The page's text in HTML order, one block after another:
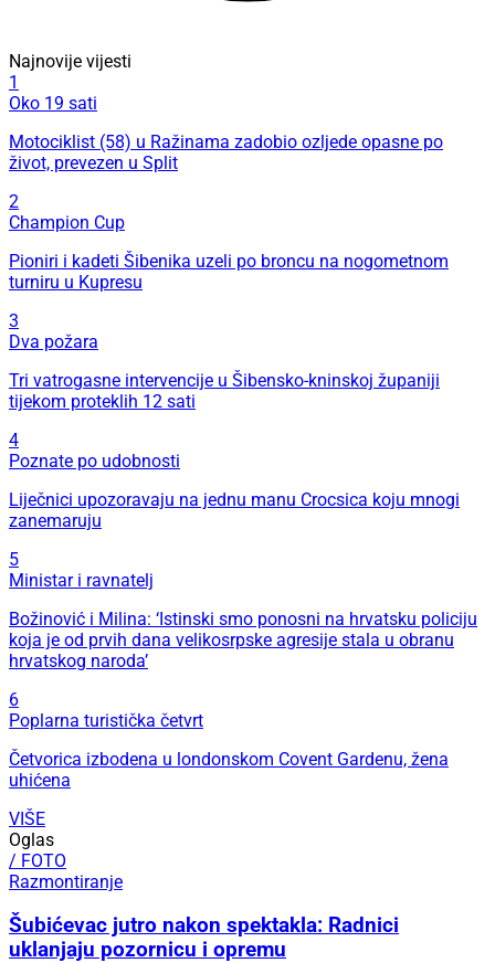
Najnovije vijesti
1
Oko 19 sati
Motociklist (58) u Ražinama zadobio ozljede opasne po
život, prevezen u Split
2
Champion Cup
Pioniri i kadeti Šibenika uzeli po broncu na nogometnom
turniru u Kupresu
3
Dva požara
Tri vatrogasne intervencije u Šibensko-kninskoj županiji
tijekom proteklih 12 sati
4
Poznate po udobnosti
Liječnici upozoravaju na jednu manu Crocsica koju mnogi
zanemaruju
5
Ministar i ravnatelj
Božinović i Milina: ‘Istinski smo ponosni na hrvatsku policiju
koja je od prvih dana velikosrpske agresije stala u obranu
hrvatskog naroda’
6
Poplarna turistička četvrt
Četvorica izbodena u londonskom Covent Gardenu, žena
uhićena
VIŠE
Oglas
/ FOTO
Razmontiranje
Šubićevac jutro nakon spektakla: Radnici
uklanjaju pozornicu i opremu